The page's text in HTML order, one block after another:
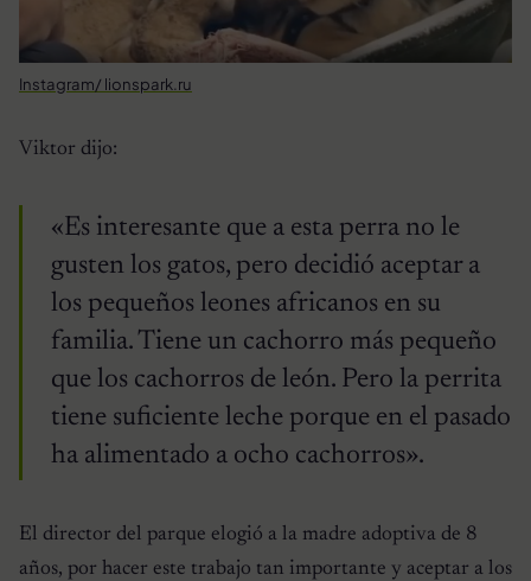
Instagram/ lionspark.ru
Viktor dijo:
«Es interesante que a esta perra no le
gusten los gatos, pero decidió aceptar a
los pequeños leones africanos en su
familia. Tiene un cachorro más pequeño
que los cachorros de león. Pero la perrita
tiene suficiente leche porque en el pasado
ha alimentado a ocho cachorros».
El director del parque elogió a la madre adoptiva de 8
años, por hacer este trabajo tan importante y aceptar a los